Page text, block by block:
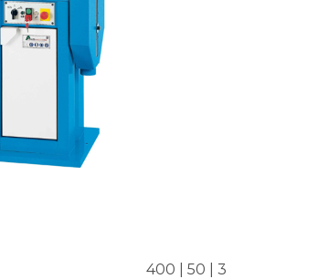
400 | 50 | 3